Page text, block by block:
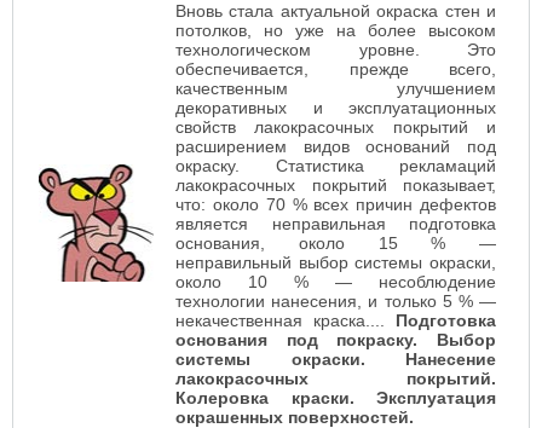
Вновь стала актуальной окраска стен и
потолков, но уже на более высоком
технологическом уровне. Это
обеспечивается, прежде всего,
качественным улучшением
декоративных и эксплуатационных
свойств лакокрасочных покрытий и
расширением видов оснований под
окраску. Статистика рекламаций
лакокрасочных покрытий показывает,
что: около 70 % всех причин дефектов
является неправильная подготовка
основания, около 15 % —
неправильный выбор системы окраски,
около 10 % — несоблюдение
технологии нанесения, и только 5 % —
некачественная краска.... Подготовка
основания под покраску. Выбор
системы окраски. Нанесение
лакокрасочных покрытий.
Колеровка краски. Эксплуатация
окрашенных поверхностей.